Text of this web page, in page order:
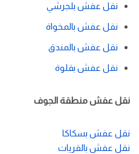
نقل عفش بلجرشي
نقل عفش بالمخواة
نقل عفش بالمندق
نقل عفش بقلوة
نقل عفش منطقة الجوف
نقل عفش بسكاكا
نقل عفش بالقريات